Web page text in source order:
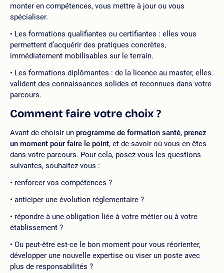
monter en compétences, vous mettre à jour ou vous
spécialiser.
Les formations qualifiantes ou certifiantes : elles vous
permettent d’acquérir des pratiques concrètes,
immédiatement mobilisables sur le terrain.
Les formations diplômantes : de la licence au master, elles
valident des connaissances solides et reconnues dans votre
parcours.
Comment faire votre choix ?
Avant de choisir un programme de formation santé, prenez
un moment pour faire le point, et de savoir où vous en êtes
dans votre parcours. Pour cela, posez-vous les questions
suivantes, souhaitez-vous :
renforcer vos compétences ?
anticiper une évolution réglementaire ?
répondre à une obligation liée à votre métier ou à votre
établissement ?
Ou peut-être est-ce le bon moment pour vous réorienter,
développer une nouvelle expertise ou viser un poste avec
plus de responsabilités ?